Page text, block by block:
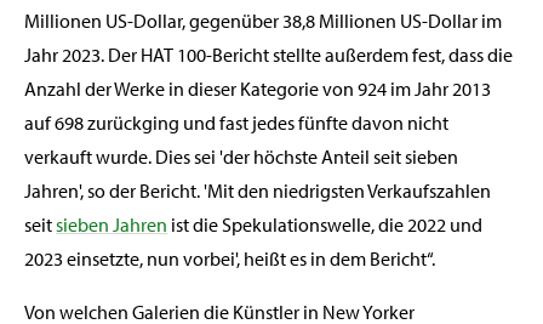
Millionen US-Dollar, gegenüber 38,8 Millionen US-Dollar im
Jahr 2023. Der HAT 100-Bericht stellte außerdem fest, dass die
Anzahl der Werke in dieser Kategorie von 924 im Jahr 2013
auf 698 zurückging und fast jedes fünfte davon nicht
verkauft wurde. Dies sei 'der höchste Anteil seit sieben
Jahren', so der Bericht. 'Mit den niedrigsten Verkaufszahlen
seitsieben Jahren ist die Spekulationswelle, die 2022 und
2023 einsetzte, nun vorbei', heißt es in dem Bericht“.
Von welchen Galerien die Künstler in New Yorker